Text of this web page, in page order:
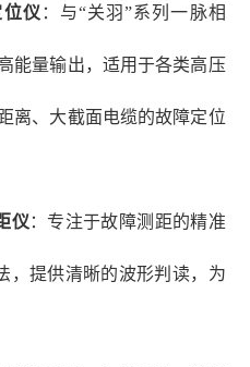
仪 ：与“关羽”系列一脉相
能量输出，适用于各类高压
离、大截面电缆的故障定位
仪 ：专注于故障测距的精准
，提供清晰的波形判读，为